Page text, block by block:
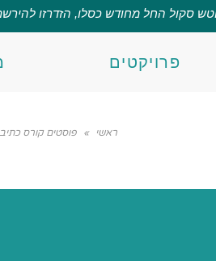
סקול החל מחודש כסלו, הזדרזו
פרויקטים
ראשי » פוסטים קורס